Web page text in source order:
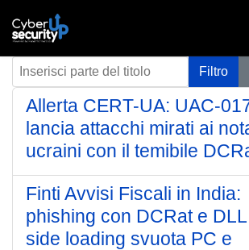
Inserisci parte del titolo Filtro
Allerta CERT-UA: UAC-
lancia attacchi mirati ai
ucraini con il temibile
Finti Avvisi Fiscali in India:
phishing con DCRat e DLL
side loading svuota PC e